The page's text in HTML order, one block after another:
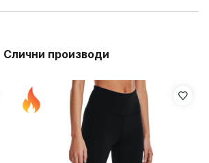
Слични производи